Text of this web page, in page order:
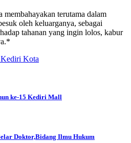
membahayakan terutama dalam
oleh keluarganya, sebagai
tahanan yang ingin lolos, kabur
Kota
ke-15 Kediri Mall
Doktor,Bidang Ilmu Hukum